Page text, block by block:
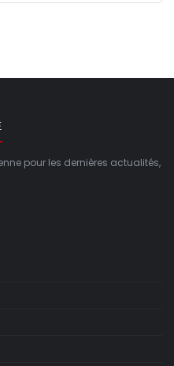
pour les dernières actualités,